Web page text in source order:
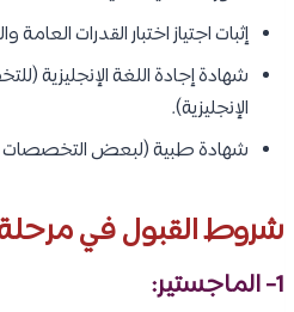
إثبات اجتياز اختبار القدرات العامة
شهادة إجادة اللغة الإنجليزية
الإنجليزية).
شهادة طبية (لبعض
شروط القبول في مرحلة
1- الماجستير: